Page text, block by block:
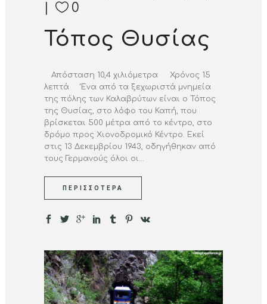
0
Τόπος Θυσίας
Απόσταση 10,4 χιλιόμετρα Χρόνος 15
λεπτά Ένα από τα ξεχωριστά μνημεία
της πόλης των Καλαβρύτων είναι ο Τόπος
της Θυσίας, στο λόφο του Καπή, που
βρίσκεται 500 μέτρα από το κέντρο, στο
δρόμο προς Χιονοδρομικό Κέντρο. Εκεί
στις 13 Δεκεμβρίου 1943, οδηγήθηκαν από
τους Γερμανούς όλοι οι...
ΠΕΡΙΣΣΌΤΕΡΑ